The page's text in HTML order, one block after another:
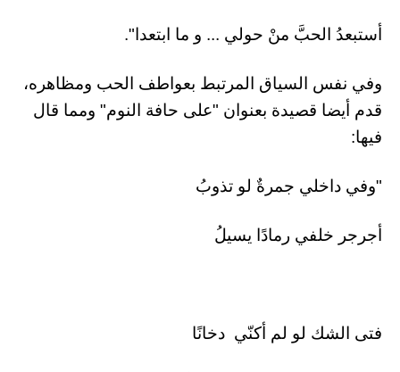
أستبعدُ الحبَّ منْ حولي ... و ما ابتعدا".
وفي نفس السياق المرتبط بعواطف الحب ومظاهره،
قدم أيضا قصيدة بعنوان "على حافة النوم" ومما قال
فيها:
"وفي داخلي جمرةٌ لو تذوبُ
أجرجر خلفي رمادًا يسيلُ
فتى الشك لو لم أكنّي دخانًا